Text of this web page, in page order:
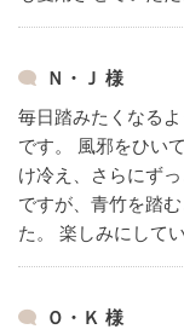
Ｎ・Ｊ 様
毎日踏みたくなる
です。
風邪をひい
け冷え、さらにず
ですが、青竹を踏
た。
楽しみにしてい
Ｏ・Ｋ 様